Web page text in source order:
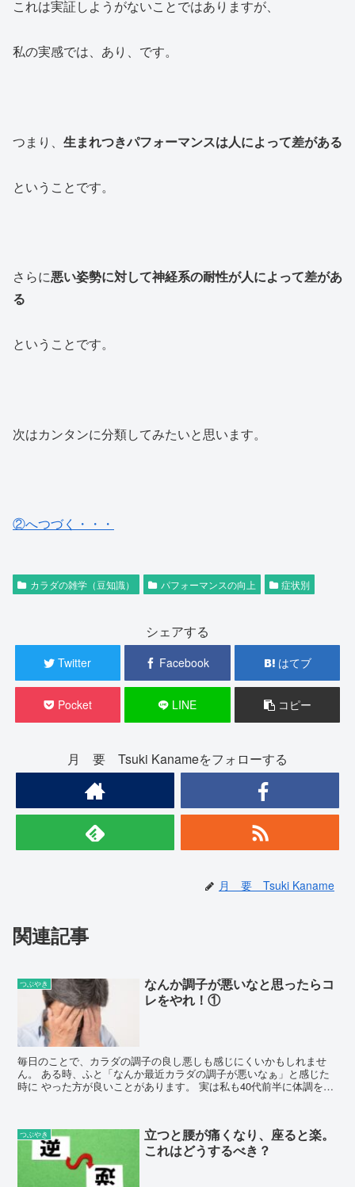
これは実証しようがないことではありますが、
私の実感では、あり、です。
つまり、 生まれつきパフォーマンスは人によって差がある
ということです。
さらに悪い姿勢に対して神経系の耐性が人によって差があ
る
ということです。
次はカンタンに分類してみたいと思います。
②へつづく・・・
カラダの雑学（豆知識） パフォーマンスの向上 症状別
シェアする
Twitter Facebook はてブ
Pocket LINE コピー
月 要 Tsuki Kanameをフォローする
月 要 Tsuki Kaname
関連記事
つぶやき
なんか調子が悪いなと思ったらコ
レをやれ！①
毎日のことで、カラダの調子の良し悪しも感じにくいかもしれませ
ん。 ある時、ふと「なんか最近カラダの調子が悪いなぁ」と感じた
時に やった方が良いことがあります。 実は私も40代前半に体調を悪
つぶやき
立つと腰が痛くなり、座ると楽。
これはどうするべき？